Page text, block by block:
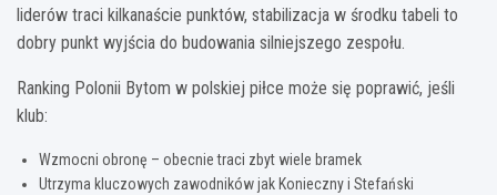
liderów traci kilkanaście punktów, stabilizacja w środku tabeli to
dobry punkt wyjścia do budowania silniejszego zespołu.
Ranking Polonii Bytom w polskiej piłce może się poprawić, jeśli
klub:
Wzmocni obronę – obecnie traci zbyt wiele bramek
Utrzyma kluczowych zawodników jak Konieczny i Stefański